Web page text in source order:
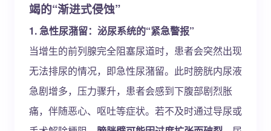
竭的“渐进式侵蚀”
1. 急性尿潴留：泌尿系统的“紧急警报”
当增生的前列腺完全阻塞尿道时，患者会突然出现
无法排尿的情况，即急性尿潴留。此时膀胱内尿液
急剧增多，压力骤升，患者会感到下腹部剧烈胀
痛，伴随恶心、呕吐等症状。若不及时通过导尿或